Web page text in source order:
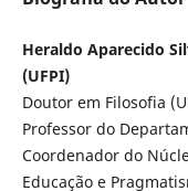
Heraldo Aparecido
(UFPI)
Doutor em Filosofia
Professor do
Coordenador do
Educação e